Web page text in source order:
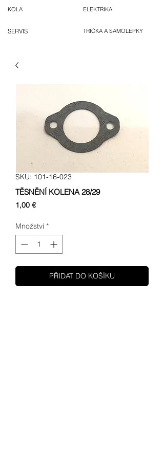
KOLA
SERVIS
ELEKTRIKA
TRIČKA A SAMOLEPKY
SKU: 101-16-023
TĚSNĚNÍ KOLENA 28/29
1,00 €Cena
Množství *
PŘIDAT DO KOŠÍKU